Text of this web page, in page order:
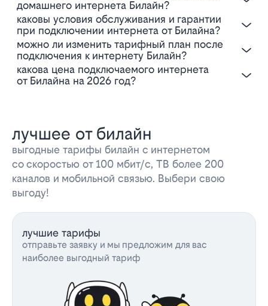
домашнего интернета Билайн?
Каковы условия обслуживания и гарантии
при подключении интернета от Билайна?
Можно ли изменить тарифный план после
подключения к интернету Билайн?
Какова цена подключаемого интернета
от Билайна на 2026 год?
лучшее от билайн
выгодные тарифы билайн с интернетом
со скоростью от 100 мбит/с, ТВ более 200
каналов и мобильной связью. Выбери свою
выгоду!
лучшие тарифы
отправьте заявку и мы предложим для вас
наиболее выгодный тариф